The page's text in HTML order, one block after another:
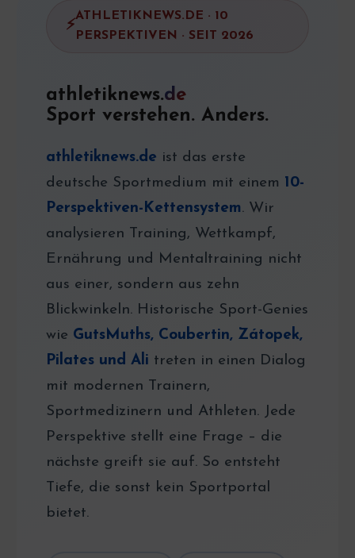
ATHLETIKNEWS.DE · 10
PERSPEKTIVEN · SEIT 2026
athletiknews.de
Sport verstehen. Anders.
athletiknews.de ist das erste
deutsche Sportmedium mit einem 10-
Perspektiven-Kettensystem. Wir
analysieren Training, Wettkampf,
Ernährung und Mentaltraining nicht
aus einer, sondern aus zehn
Blickwinkeln. Historische Sport-Genies
wie GutsMuths, Coubertin, Zátopek,
Pilates und Ali treten in einen Dialog
mit modernen Trainern,
Sportmedizinern und Athleten. Jede
Perspektive stellt eine Frage – die
nächste greift sie auf. So entsteht
Tiefe, die sonst kein Sportportal
bietet.